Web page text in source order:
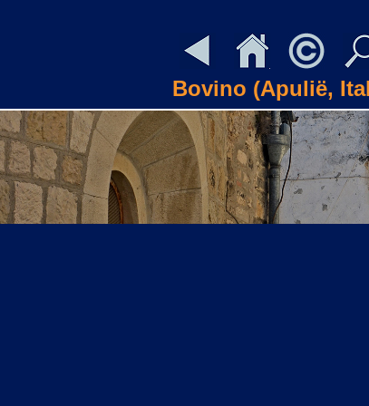
Bovino (Apulië,